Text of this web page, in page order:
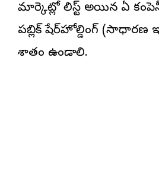
మార్కెట్లో లిస్ట్ అయిన ఏ
పబ్లిక్ షేర్‌హోల్డింగ్ (సాధారణ
శాతం ఉండాలి.